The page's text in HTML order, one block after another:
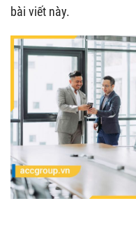
bài viết này.